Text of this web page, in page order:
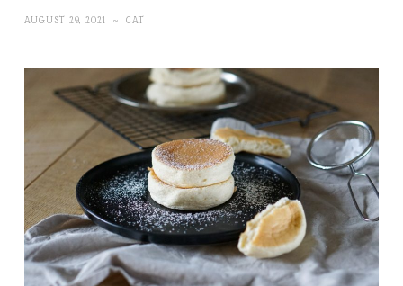
AUGUST 29, 2021 ~ CAT